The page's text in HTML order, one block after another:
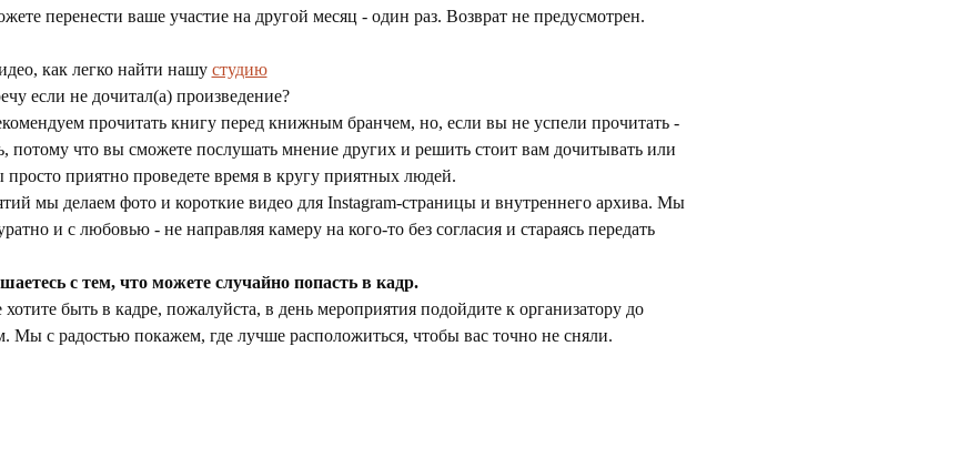
перенести ваше участие на другой месяц - один раз. Возврат не предусмотрен.
как легко найти нашу студию
если не дочитал(а) произведение?
прочитать книгу перед книжным бранчем, но, если вы не успели прочитать -
потому что вы сможете послушать мнение других и решить стоит вам дочитывать или
просто приятно проведете время в кругу приятных людей.
мы делаем фото и короткие видео для Instagram-страницы и внутреннего архива. Мы
и с любовью - не направляя камеру на кого-то без согласия и стараясь передать
с тем, что можете случайно попасть в кадр.
быть в кадре, пожалуйста, в день мероприятия подойдите к организатору до
Мы с радостью покажем, где лучше расположиться, чтобы вас точно не сняли.